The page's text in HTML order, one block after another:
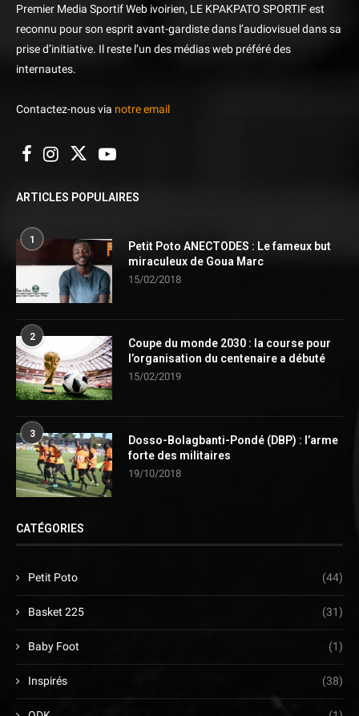
Premier Media Sportif Web ivoirien, LE KPAKPATO SPORTIF est
reconnu pour son esprit avant-gardiste dans l’audiovisuel dans sa
prise d’initiative. Il reste l’un des médias web préféré des
internautes.
Contactez-nous via notre email
ARTICLES POPULAIRES
1
Petit Poto ANECTODES : Le fameux but
miraculeux de Goua Marc
15/02/2018
2
Coupe du monde 2030 : la course pour
l’organisation du centenaire a débuté
15/02/2019
3
Dosso-Bolagbanti-Pondé (DBP) : l’arme
forte des militaires
19/10/2018
CATÉGORIES
Petit Poto (44)
Basket 225 (31)
Baby Foot (1)
Inspirés (38)